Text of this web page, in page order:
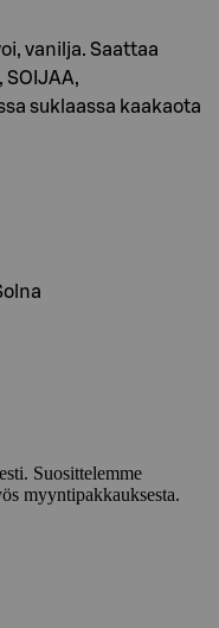
vanilja. Saattaa
SOIJAA,
suklaassa kaakaota
Suosittelemme
myyntipakkauksesta.